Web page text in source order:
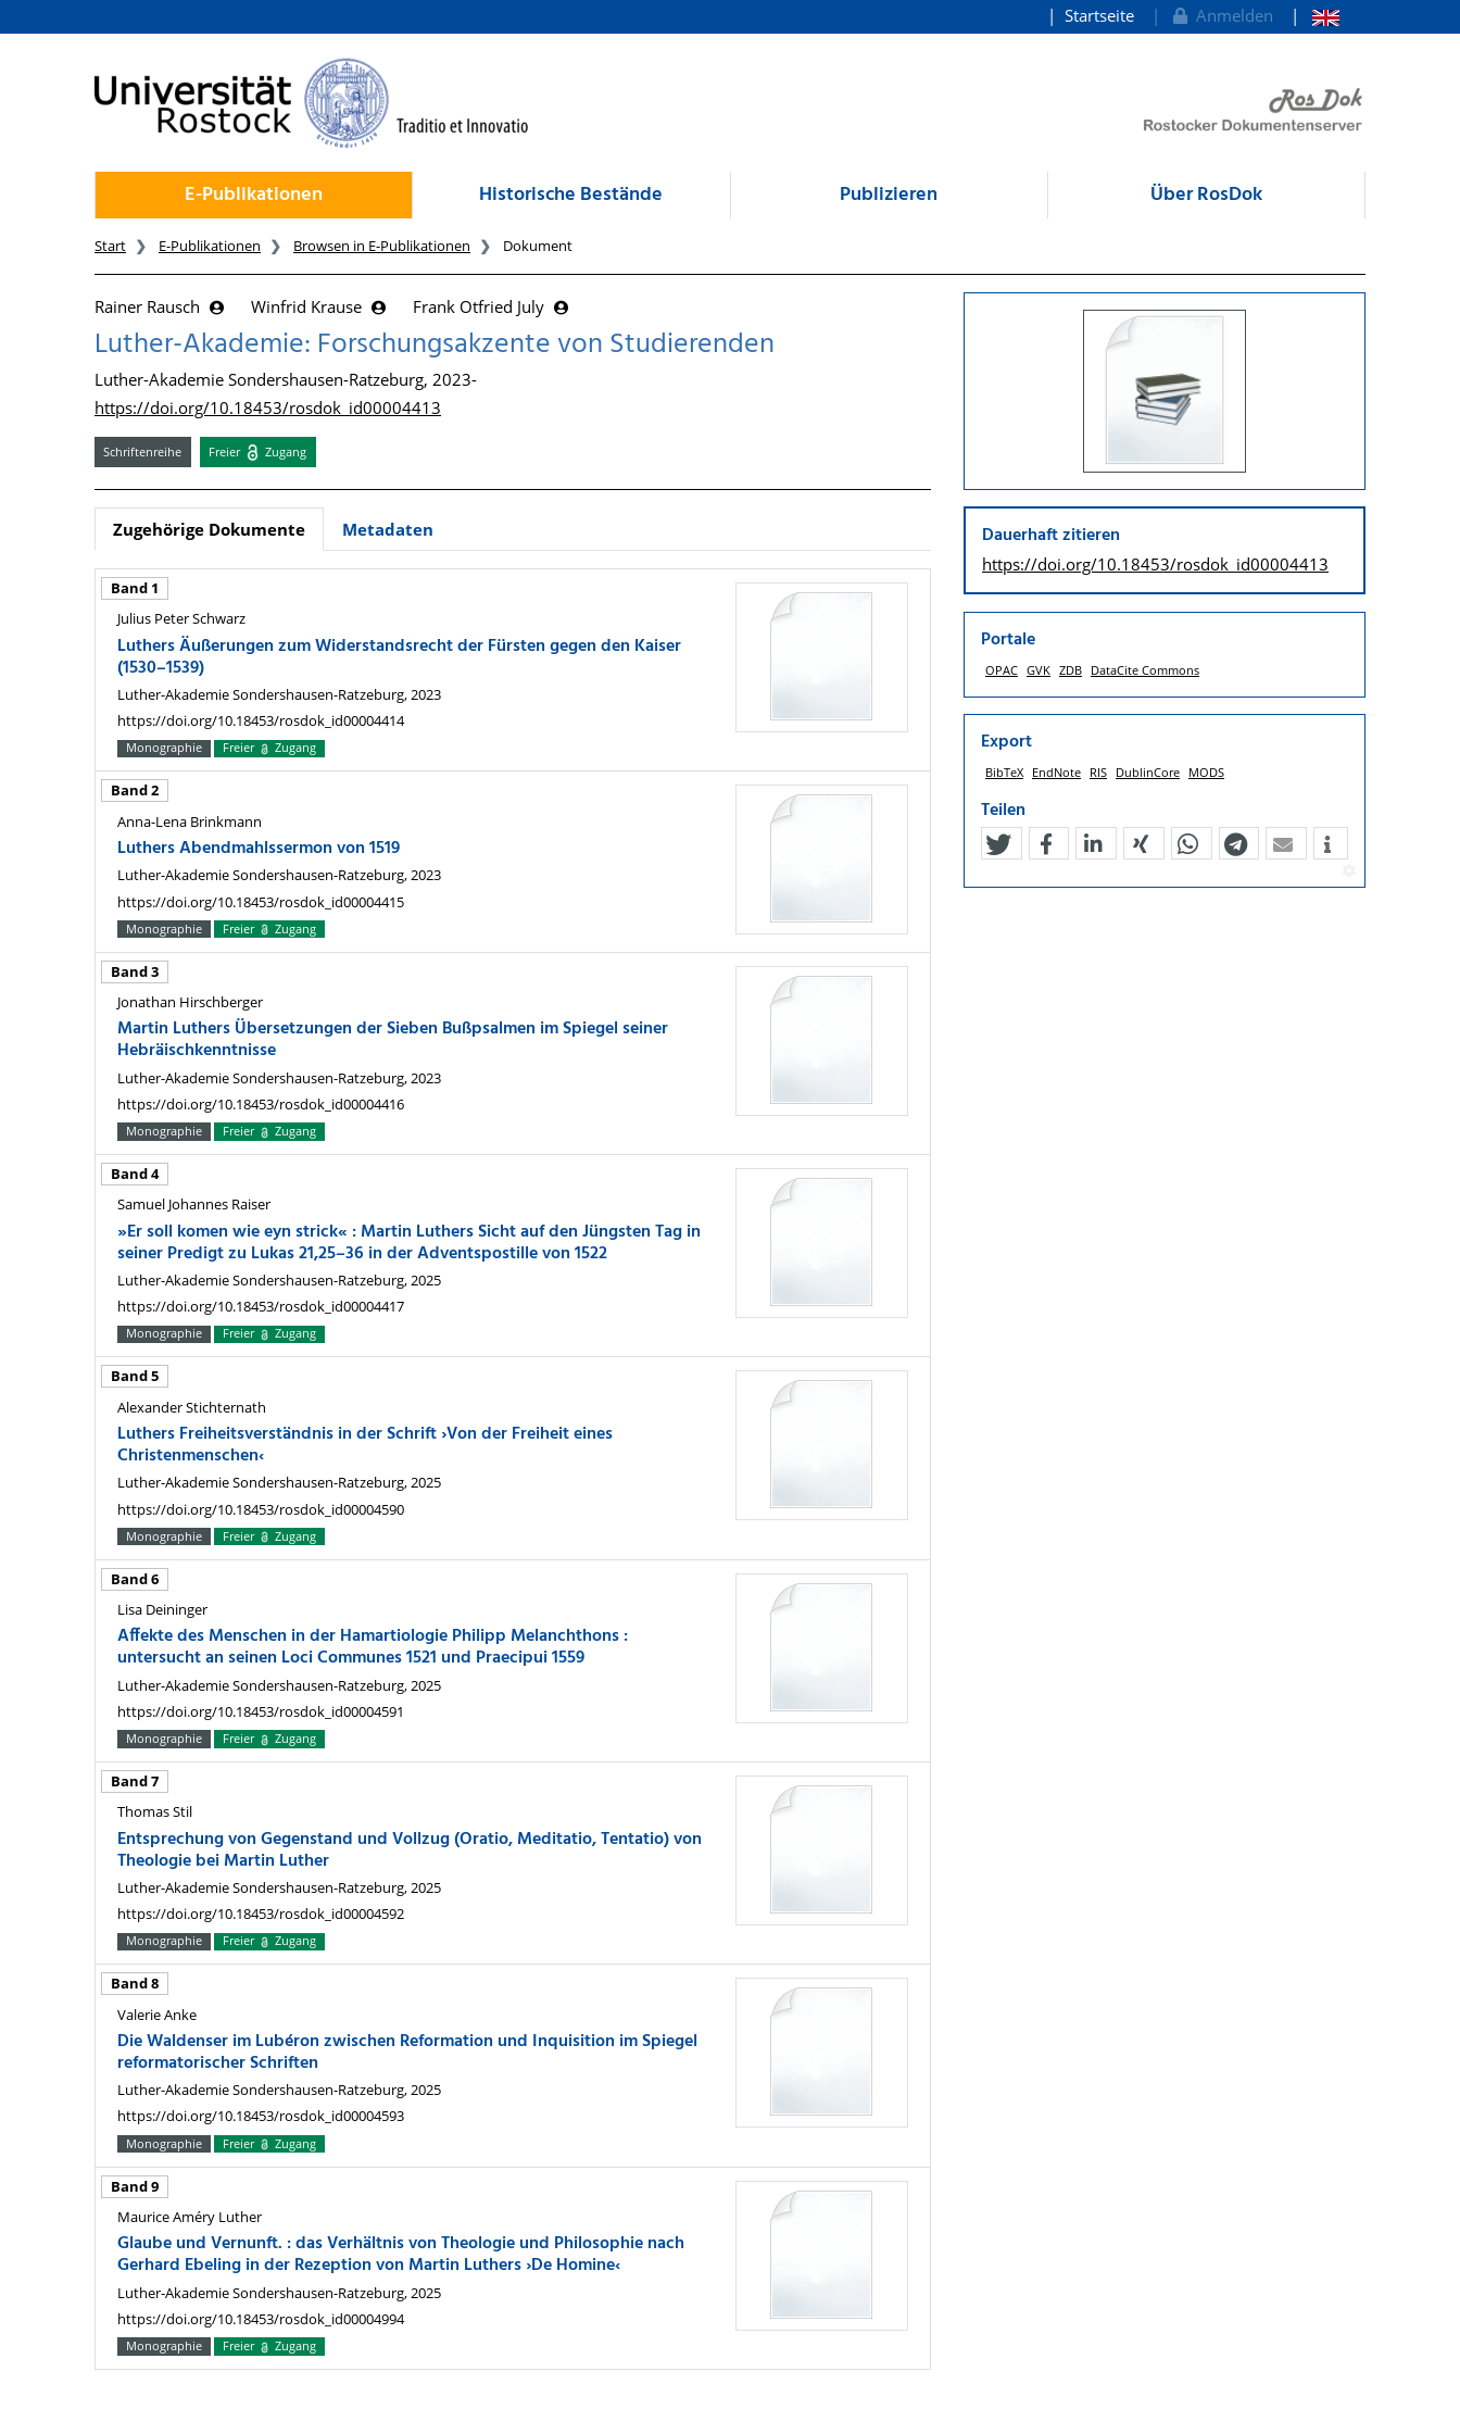
zum Inhalt
Startseite Anmelden
E-Publikationen Historische Bestände Publizieren Über RosDok
Start E-Publikationen Browsen in E-Publikationen Dokument
Rainer Rausch Winfrid Krause Frank Otfried July
Luther-Akademie: Forschungsakzente von Studierenden
Luther-Akademie Sondershausen-Ratzeburg, 2023-
https://doi.org/10.18453/rosdok_id00004413
Schriftenreihe Freier Zugang
Zugehörige Dokumente Metadaten
Band 1
Julius Peter Schwarz
Luthers Äußerungen zum Widerstandsrecht der Fürsten gegen den Kaiser
(1530–1539)
Luther-Akademie Sondershausen-Ratzeburg, 2023
https://doi.org/10.18453/rosdok_id00004414
Monographie Freier Zugang
Band 2
Anna-Lena Brinkmann
Luthers Abendmahlssermon von 1519
Luther-Akademie Sondershausen-Ratzeburg, 2023
https://doi.org/10.18453/rosdok_id00004415
Monographie Freier Zugang
Band 3
Jonathan Hirschberger
Martin Luthers Übersetzungen der Sieben Bußpsalmen im Spiegel seiner
Hebräischkenntnisse
Luther-Akademie Sondershausen-Ratzeburg, 2023
https://doi.org/10.18453/rosdok_id00004416
Monographie Freier Zugang
Band 4
Samuel Johannes Raiser
»Er soll komen wie eyn strick« : Martin Luthers Sicht auf den Jüngsten Tag in
seiner Predigt zu Lukas 21,25–36 in der Adventspostille von 1522
Luther-Akademie Sondershausen-Ratzeburg, 2025
https://doi.org/10.18453/rosdok_id00004417
Monographie Freier Zugang
Band 5
Alexander Stichternath
Luthers Freiheitsverständnis in der Schrift ›Von der Freiheit eines
Christenmenschen‹
Luther-Akademie Sondershausen-Ratzeburg, 2025
https://doi.org/10.18453/rosdok_id00004590
Monographie Freier Zugang
Band 6
Lisa Deininger
Affekte des Menschen in der Hamartiologie Philipp Melanchthons :
untersucht an seinen Loci Communes 1521 und Praecipui 1559
Luther-Akademie Sondershausen-Ratzeburg, 2025
https://doi.org/10.18453/rosdok_id00004591
Monographie Freier Zugang
Band 7
Thomas Stil
Entsprechung von Gegenstand und Vollzug (Oratio, Meditatio, Tentatio) von
Theologie bei Martin Luther
Luther-Akademie Sondershausen-Ratzeburg, 2025
https://doi.org/10.18453/rosdok_id00004592
Monographie Freier Zugang
Band 8
Valerie Anke
Die Waldenser im Lubéron zwischen Reformation und Inquisition im Spiegel
reformatorischer Schriften
Luther-Akademie Sondershausen-Ratzeburg, 2025
https://doi.org/10.18453/rosdok_id00004593
Monographie Freier Zugang
Band 9
Maurice Améry Luther
Glaube und Vernunft. : das Verhältnis von Theologie und Philosophie nach
Gerhard Ebeling in der Rezeption von Martin Luthers ›De Homine‹
Luther-Akademie Sondershausen-Ratzeburg, 2025
https://doi.org/10.18453/rosdok_id00004994
Monographie Freier Zugang
Dauerhaft zitieren
https://doi.org/10.18453/rosdok_id00004413
Portale
OPAC GVK ZDB DataCite Commons
Export
BibTeX EndNote RIS DublinCore MODS
Teilen